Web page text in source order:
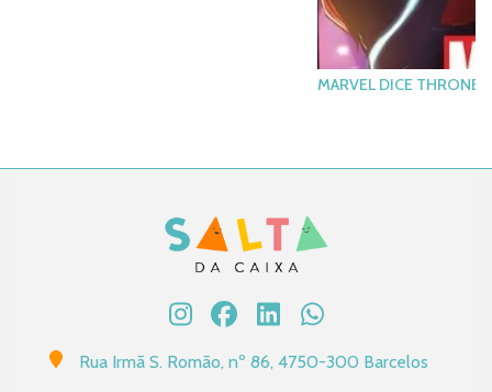
MARVEL DICE THRONE
Rua Irmã S. Romão, nº 86, 4750-300 Barcelos